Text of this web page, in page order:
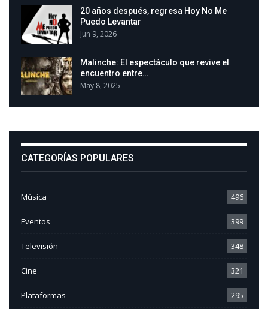
20 años después, regresa Hoy No Me
Puedo Levantar
Jun 9, 2026
Malinche: El espectáculo que revive el
encuentro entre…
May 8, 2025
CATEGORÍAS POPULARES
Música 496
Eventos 399
Televisión 348
Cine 321
Plataformas 295